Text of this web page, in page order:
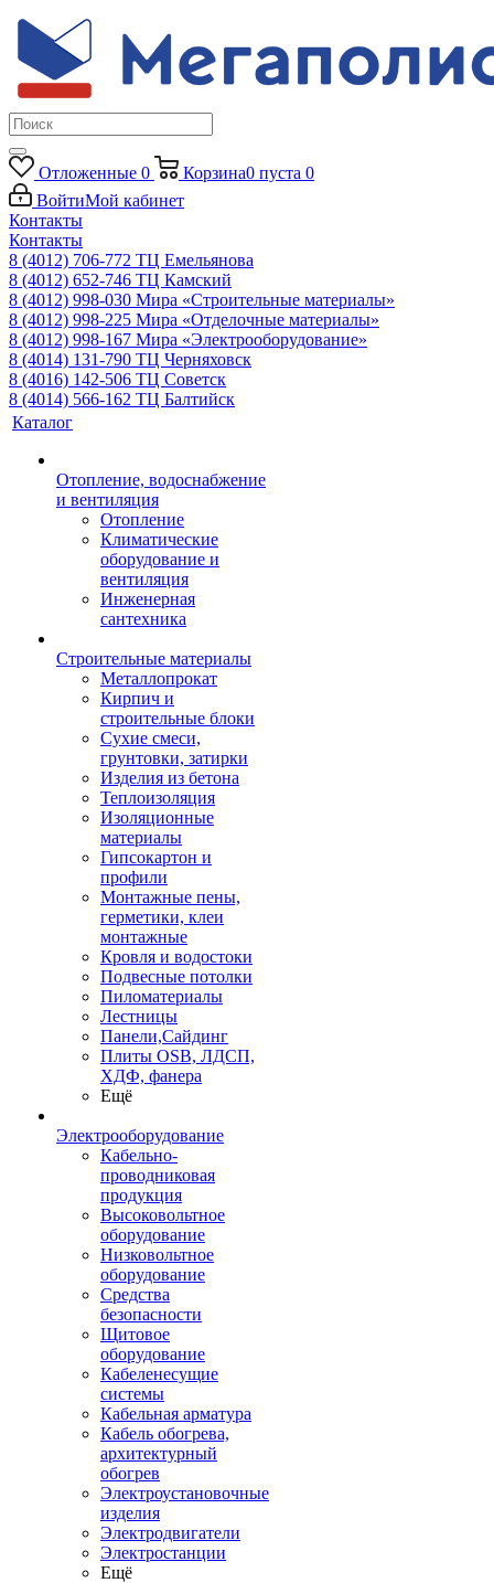
Отложенные 0 Корзина0 пуста 0
ВойтиМой кабинет
Контакты
Контакты
8 (4012) 706-772 ТЦ Емельянова
8 (4012) 652-746 ТЦ Камский
8 (4012) 998-030 Мира «Строительные материалы»
8 (4012) 998-225 Мира «Отделочные материалы»
8 (4012) 998-167 Мира «Электрооборудование»
8 (4014) 131-790 ТЦ Черняховск
8 (4016) 142-506 ТЦ Советск
8 (4014) 566-162 ТЦ Балтийск
Каталог
Отопление, водоснабжение
и вентиляция
Отопление
Климатические
оборудование и
вентиляция
Инженерная
сантехника
Строительные материалы
Металлопрокат
Кирпич и
строительные блоки
Сухие смеси,
грунтовки, затирки
Изделия из бетона
Теплоизоляция
Изоляционные
материалы
Гипсокартон и
профили
Монтажные пены,
герметики, клеи
монтажные
Кровля и водостоки
Подвесные потолки
Пиломатериалы
Лестницы
Панели,Сайдинг
Плиты OSB, ЛДСП,
ХДФ, фанера
Ещё
Электрооборудование
Кабельно-
проводниковая
продукция
Высоковольтное
оборудование
Низковольтное
оборудование
Средства
безопасности
Щитовое
оборудование
Кабеленесущие
системы
Кабельная арматура
Кабель обогрева,
архитектурный
обогрев
Электроустановочные
изделия
Электродвигатели
Электростанции
Ещё